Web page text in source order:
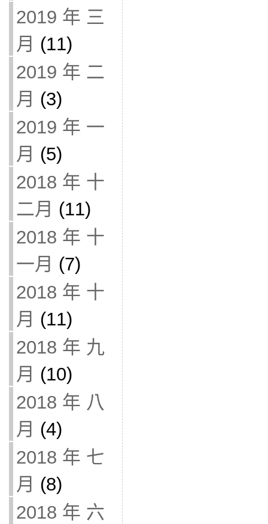
2019 年 三
月 (11)
2019 年 二
月 (3)
2019 年 一
月 (5)
2018 年 十
二月 (11)
2018 年 十
一月 (7)
2018 年 十
月 (11)
2018 年 九
月 (10)
2018 年 八
月 (4)
2018 年 七
月 (8)
2018 年 六